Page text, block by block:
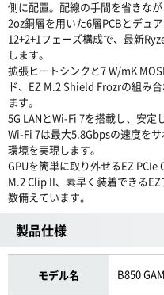
側に配置。配線の手間を省きな
2oz銅層を用いた6層PCBとデュ
12+2+1フェーズ構成で、最新
します。
拡張ヒートシンクと7 W/mK
ド、EZ M.2 Shield Frozrの組み
ます。
5G LANとWi-Fi 7を搭載し、安定
Wi-Fi 7は最大5.8Gbpsの速度を
環境を実現します。
GPUを簡単に取り外せるEZ
M.2 Clip II、素早く装着できる
数備えています。
製品仕様
モデル名 B850